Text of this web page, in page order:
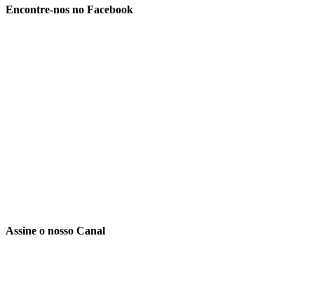
Encontre-nos no Facebook
Assine o nosso Canal